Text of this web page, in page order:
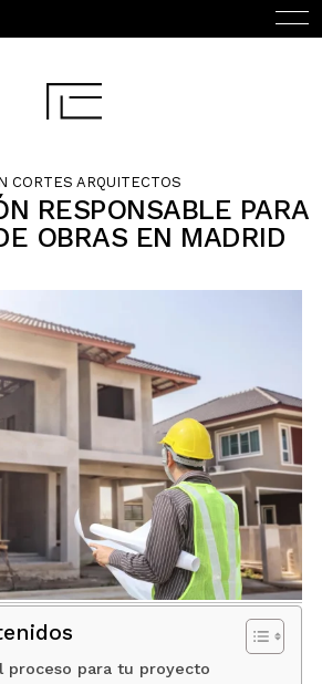
ENGLISH ( INGLÉS)
CORTES ARQUITECTOS
RESPONSABLE PARA
OBRAS EN MADRID
proceso para tu proyecto